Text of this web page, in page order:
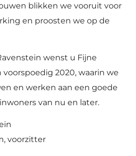
blikken we vooruit voor
en proosten we op de
wenst u Fijne
2020, waarin we
en werken aan een goede
van nu en later.
voorzitter